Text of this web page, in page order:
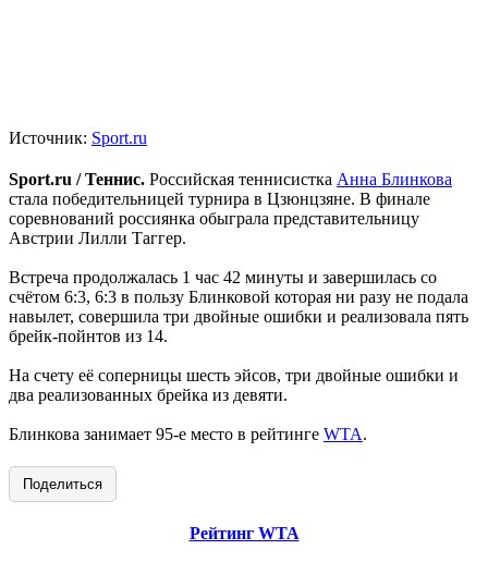
Источник: Sport.ru
Sport.ru / Теннис. Российская теннисистка Анна Блинкова
стала победительницей турнира в Цзюнцзяне. В финале
соревнований россиянка обыграла представительницу
Австрии Лилли Таггер.
Встреча продолжалась 1 час 42 минуты и завершилась со
счётом 6:3, 6:3 в пользу Блинковой которая ни разу не подала
навылет, совершила три двойные ошибки и реализовала пять
брейк-пойнтов из 14.
На счету её соперницы шесть эйсов, три двойные ошибки и
два реализованных брейка из девяти.
Блинкова занимает 95-е место в рейтинге WTA.
Поделиться
Рейтинг WTA